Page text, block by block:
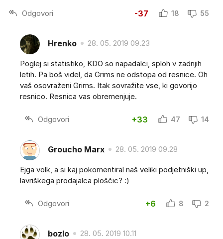
Odgovori -37 18 55
Hrenko 28. 05. 2019 09.23
Poglej si statistiko, KDO so napadalci, sploh v zadnjih
letih. Pa boš videl, da Grims ne odstopa od resnice. Oh
vaš osovraženi Grims. Itak sovražite vse, ki govorijo
resnico. Resnica vas obremenjuje.
Odgovori +33 47 14
Groucho Marx 28. 05. 2019 09.28
Ejga volk, a si kaj pokomentiral naš veliki podjetniški up,
lavriškega prodajalca ploščic? :)
Odgovori +6 8 2
bozlo 28. 05. 2019 10.11